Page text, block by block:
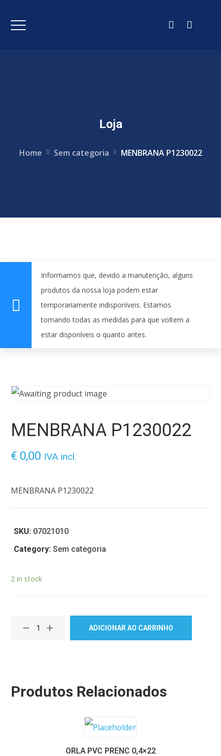
Loja
Home Sem categoria MENBRANA P1230022
Informamos que, devido a manutenção, alguns
produtos da nossa loja podem estar
temporariamente indisponíveis. Estamos
tomando todas as medidas para que voltem a
estar disponíveis o quanto antes.
MENBRANA P1230022
€ 0,00 IVA incl.
MENBRANA P1230022
SKU: 07021010
Category:Sem categoria
2 in stock
ADICIONAR AO CARRINHO
Produtos Relacionados
ORLA PVC PRENC 0,4×22